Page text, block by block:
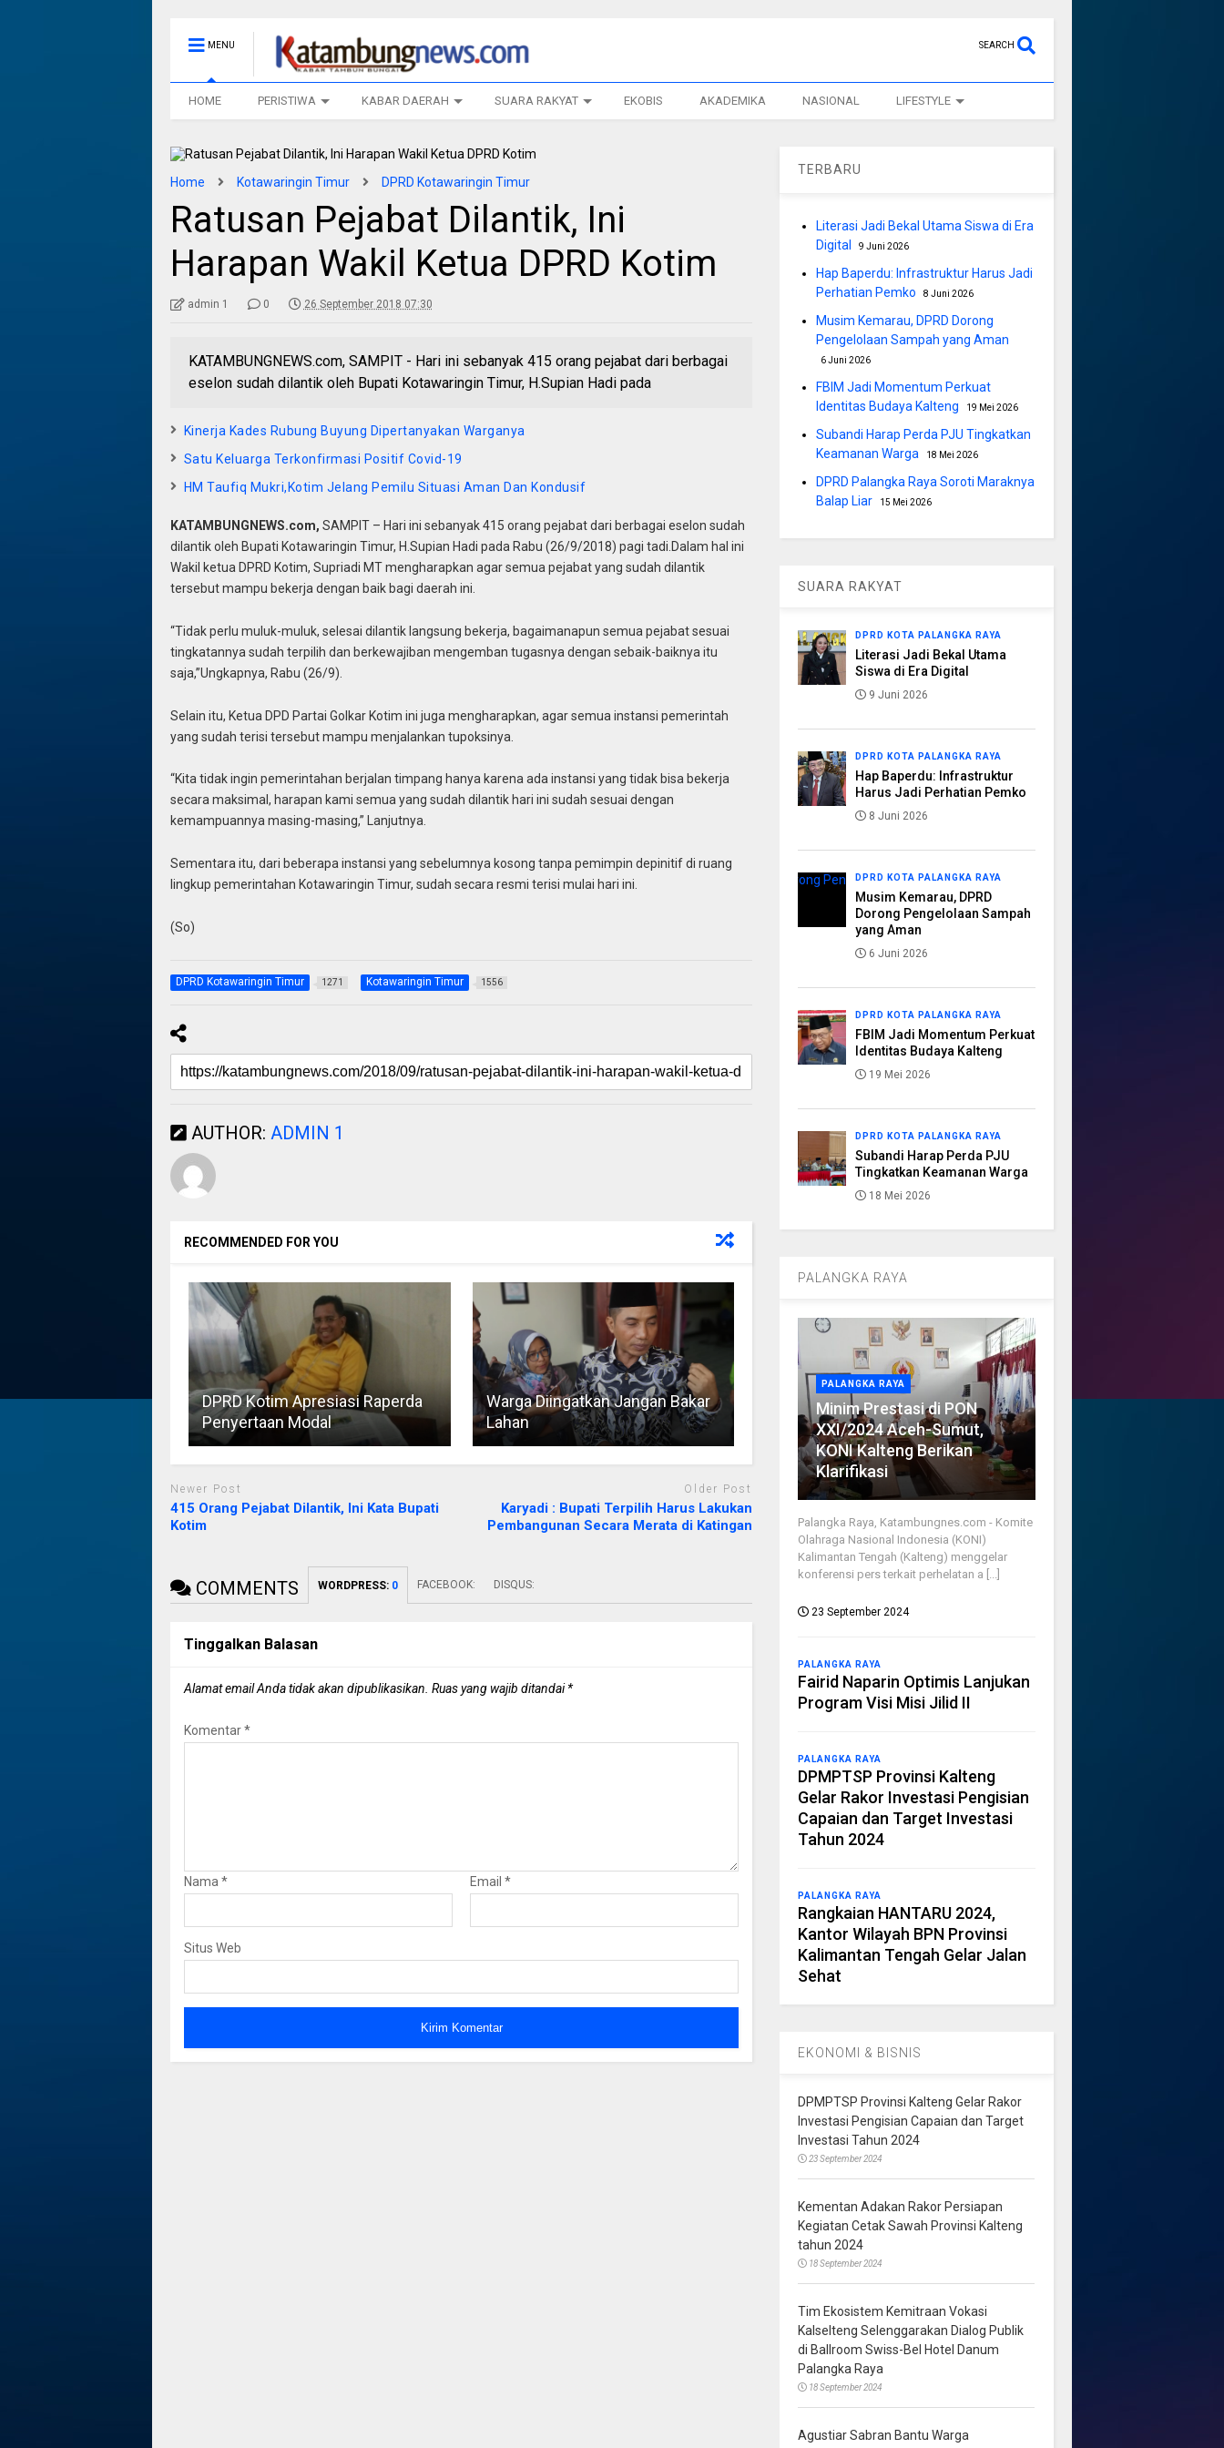
MENU SEARCH
HOME PERISTIWA KABAR DAERAH SUARA RAKYAT EKOBIS AKADEMIKA NASIONAL LIFESTYLE
Home Kotawaringin Timur DPRD Kotawaringin Timur
Ratusan Pejabat Dilantik, Ini
Harapan Wakil Ketua DPRD Kotim
admin 1 0 26 September 2018 07:30
KATAMBUNGNEWS.com, SAMPIT - Hari ini sebanyak 415 orang pejabat dari berbagai
eselon sudah dilantik oleh Bupati Kotawaringin Timur, H.Supian Hadi pada
Kinerja Kades Rubung Buyung Dipertanyakan Warganya
Satu Keluarga Terkonfirmasi Positif Covid-19
HM Taufiq Mukri,Kotim Jelang Pemilu Situasi Aman Dan Kondusif
KATAMBUNGNEWS.com, SAMPIT – Hari ini sebanyak 415 orang pejabat dari berbagai eselon sudah
dilantik oleh Bupati Kotawaringin Timur, H.Supian Hadi pada Rabu (26/9/2018) pagi tadi.Dalam hal ini
Wakil ketua DPRD Kotim, Supriadi MT mengharapkan agar semua pejabat yang sudah dilantik
tersebut mampu bekerja dengan baik bagi daerah ini.
“Tidak perlu muluk-muluk, selesai dilantik langsung bekerja, bagaimanapun semua pejabat sesuai
tingkatannya sudah terpilih dan berkewajiban mengemban tugasnya dengan sebaik-baiknya itu
saja,”Ungkapnya, Rabu (26/9).
Selain itu, Ketua DPD Partai Golkar Kotim ini juga mengharapkan, agar semua instansi pemerintah
yang sudah terisi tersebut mampu menjalankan tupoksinya.
“Kita tidak ingin pemerintahan berjalan timpang hanya karena ada instansi yang tidak bisa bekerja
secara maksimal, harapan kami semua yang sudah dilantik hari ini sudah sesuai dengan
kemampuannya masing-masing,” Lanjutnya.
Sementara itu, dari beberapa instansi yang sebelumnya kosong tanpa pemimpin depinitif di ruang
lingkup pemerintahan Kotawaringin Timur, sudah secara resmi terisi mulai hari ini.
(So)
DPRD Kotawaringin Timur 1271 Kotawaringin Timur 1556
AUTHOR: ADMIN 1
RECOMMENDED FOR YOU
DPRD Kotim Apresiasi Raperda
Penyertaan Modal
Warga Diingatkan Jangan Bakar
Lahan
Newer Post
415 Orang Pejabat Dilantik, Ini Kata Bupati
Kotim
Older Post
Karyadi : Bupati Terpilih Harus Lakukan
Pembangunan Secara Merata di Katingan
COMMENTS WORDPRESS: 0 FACEBOOK: DISQUS:
Tinggalkan Balasan
Alamat email Anda tidak akan dipublikasikan. Ruas yang wajib ditandai*
Komentar*
Nama * Email *
Situs Web
TERBARU
Literasi Jadi Bekal Utama Siswa di Era
Digital
9 Juni 2026
Hap Baperdu: Infrastruktur Harus Jadi
Perhatian Pemko
8 Juni 2026
Musim Kemarau, DPRD Dorong
Pengelolaan Sampah yang Aman
6 Juni 2026
FBIM Jadi Momentum Perkuat
Identitas Budaya Kalteng
19 Mei 2026
Subandi Harap Perda PJU Tingkatkan
Keamanan Warga
18 Mei 2026
DPRD Palangka Raya Soroti Maraknya
Balap Liar
15 Mei 2026
SUARA RAKYAT
DPRD KOTA PALANGKA RAYA
Literasi Jadi Bekal Utama
Siswa di Era Digital
9 Juni 2026
DPRD KOTA PALANGKA RAYA
Hap Baperdu: Infrastruktur
Harus Jadi Perhatian Pemko
8 Juni 2026
DPRD KOTA PALANGKA RAYA
Musim Kemarau, DPRD
Dorong Pengelolaan Sampah
yang Aman
6 Juni 2026
DPRD KOTA PALANGKA RAYA
FBIM Jadi Momentum Perkuat
Identitas Budaya Kalteng
19 Mei 2026
DPRD KOTA PALANGKA RAYA
Subandi Harap Perda PJU
Tingkatkan Keamanan Warga
18 Mei 2026
PALANGKA RAYA
PALANGKA RAYA
Minim Prestasi di PON
XXI/2024 Aceh-Sumut,
KONI Kalteng Berikan
Klarifikasi
Palangka Raya, Katambungnes.com - Komite
Olahraga Nasional Indonesia (KONI)
Kalimantan Tengah (Kalteng) menggelar
konferensi pers terkait perhelatan a [...]
23 September 2024
PALANGKA RAYA
Fairid Naparin Optimis Lanjukan
Program Visi Misi Jilid II
PALANGKA RAYA
DPMPTSP Provinsi Kalteng
Gelar Rakor Investasi Pengisian
Capaian dan Target Investasi
Tahun 2024
PALANGKA RAYA
Rangkaian HANTARU 2024,
Kantor Wilayah BPN Provinsi
Kalimantan Tengah Gelar Jalan
Sehat
EKONOMI & BISNIS
DPMPTSP Provinsi Kalteng Gelar Rakor
Investasi Pengisian Capaian dan Target
Investasi Tahun 2024
23 September 2024
Kementan Adakan Rakor Persiapan
Kegiatan Cetak Sawah Provinsi Kalteng
tahun 2024
18 September 2024
Tim Ekosistem Kemitraan Vokasi
Kalselteng Selenggarakan Dialog Publik
di Ballroom Swiss-Bel Hotel Danum
Palangka Raya
18 September 2024
Agustiar Sabran Bantu Warga